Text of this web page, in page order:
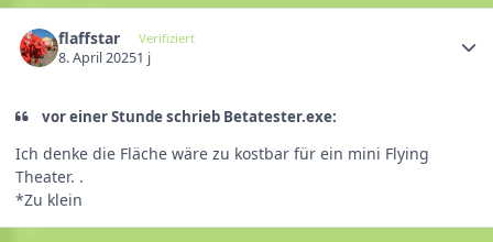
flaffstar Verifiziert
8. April 20251 j
vor einer Stunde schrieb Betatester.exe:
Ich denke die Fläche wäre zu kostbar für ein mini Flying
Theater. .
*Zu klein